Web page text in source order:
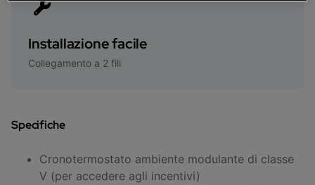
Installazione facile
Collegamento a 2 fili
Specifiche
Cronotermostato ambiente modulante di classe
V (per accedere agli incentivi)